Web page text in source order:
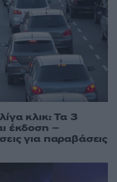
κλικ: Τα 3
έκδοση –
για παραβάσεις